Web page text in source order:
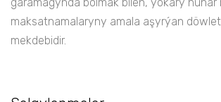
maksatnamalaryny amala aşyrýan
mekdebidir.